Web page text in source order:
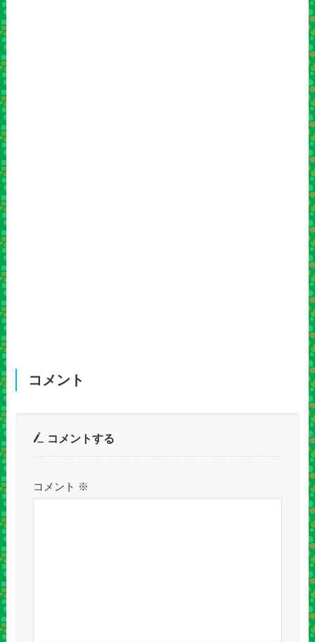
コメント
コメントする
コメント ※